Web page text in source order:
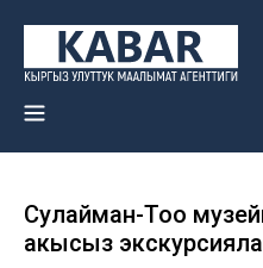
Сулайман-Тоо
акысыз